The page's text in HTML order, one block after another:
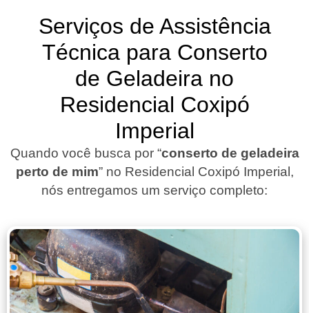
Serviços de Assistência
Técnica para Conserto
de Geladeira no
Residencial Coxipó
Imperial
Quando você busca por “conserto de geladeira
perto de mim” no Residencial Coxipó Imperial,
nós entregamos um serviço completo: